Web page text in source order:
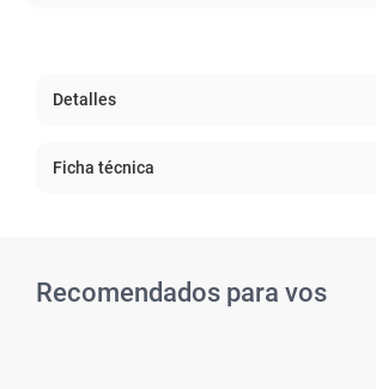
Detalles
Ficha técnica
Recomendados para vos